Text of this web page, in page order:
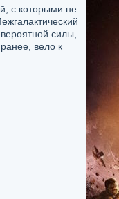
с которыми не
силы,
вело к